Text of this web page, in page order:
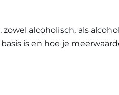
alcoholisch, als
is en hoe je